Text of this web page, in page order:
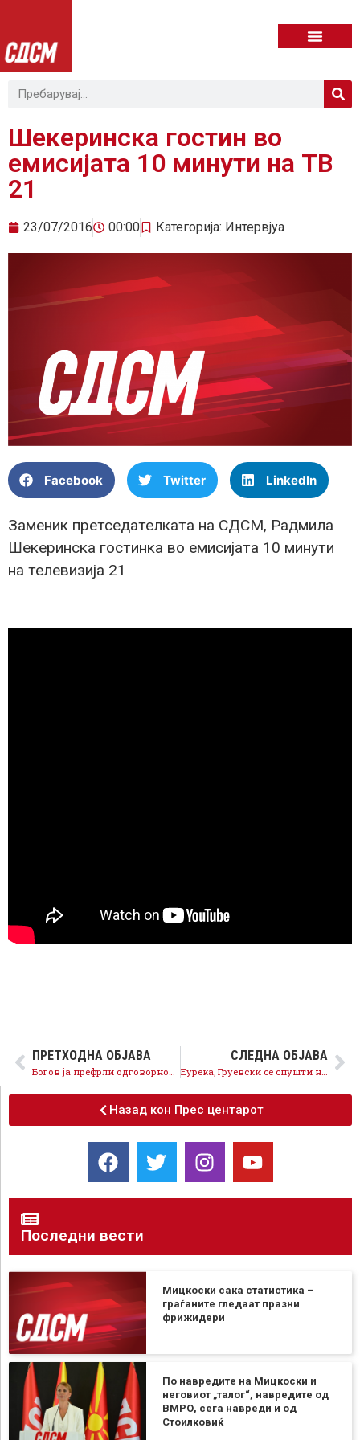
Шекеринска гостин во
емисијата 10 минути на ТВ
21
23/07/2016 00:00 Категорија: Интервјуа
Facebook Twitter LinkedIn
Заменик претседателката на СДСМ, Радмила
Шекеринска гостинка во емисијата 10 минути
на телевизија 21
ПРЕТХОДНА ОБЈАВА
Богов ја префрли одговорноста на Миноски, но што барал гувернерот на конференциската врска!?
СЛЕДНА ОБЈАВА
Еурека, Груевски се спушти на Земјата!
Назад кон Прес центарот
Последни вести
Мицкоски сака статистика –
граѓаните гледаат празни
фрижидери
По навредите на Мицкоски и
неговиот „талог“, навредите од
ВМРО, сега навреди и од
Стоилковиќ